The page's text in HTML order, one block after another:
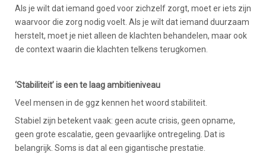
Als je wilt dat iemand goed voor zichzelf zorgt, moet er iets zijn
waarvoor die zorg nodig voelt. Als je wilt dat iemand duurzaam
herstelt, moet je niet alleen de klachten behandelen, maar ook
de context waarin die klachten telkens terugkomen.
‘Stabiliteit’ is een te laag ambitieniveau
Veel mensen in de ggz kennen het woord stabiliteit.
Stabiel zijn betekent vaak: geen acute crisis, geen opname,
geen grote escalatie, geen gevaarlijke ontregeling. Dat is
belangrijk. Soms is dat al een gigantische prestatie.